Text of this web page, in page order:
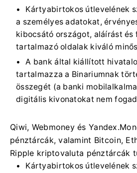
Kártyabirtokos útlevelének
a személyes adatokat,
kibocsátó országot, aláírást és
tartalmazó oldalak kiváló
A bank által kiállított
tartalmazza a Binariumnak
összegét (a banki
digitális kivonatokat nem
Qiwi, Webmoney és
pénztárcák, valamint Bitcoin,
Ripple kriptovaluta pénztárcák
Kártyabirtokos útlevelének